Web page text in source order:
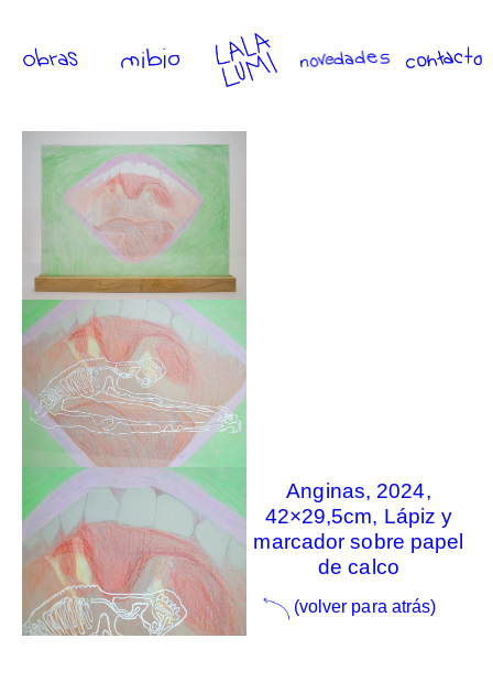
(volver para atrás)
Anginas, 2024,
42×29,5cm, Lápiz y
marcador sobre papel
de calco